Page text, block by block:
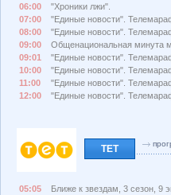
06:00
"Хроники лжи".
07:00
"Единые новости".
08:00
"Единые новости".
09:00
Общенациональная минута
09:01
"Единые новости".
10:00
"Единые новости".
11:00
"Единые новости".
12:00
"Единые новости".
ТЕТ
05:05
Ближе к звездам, 3 сезон, 9